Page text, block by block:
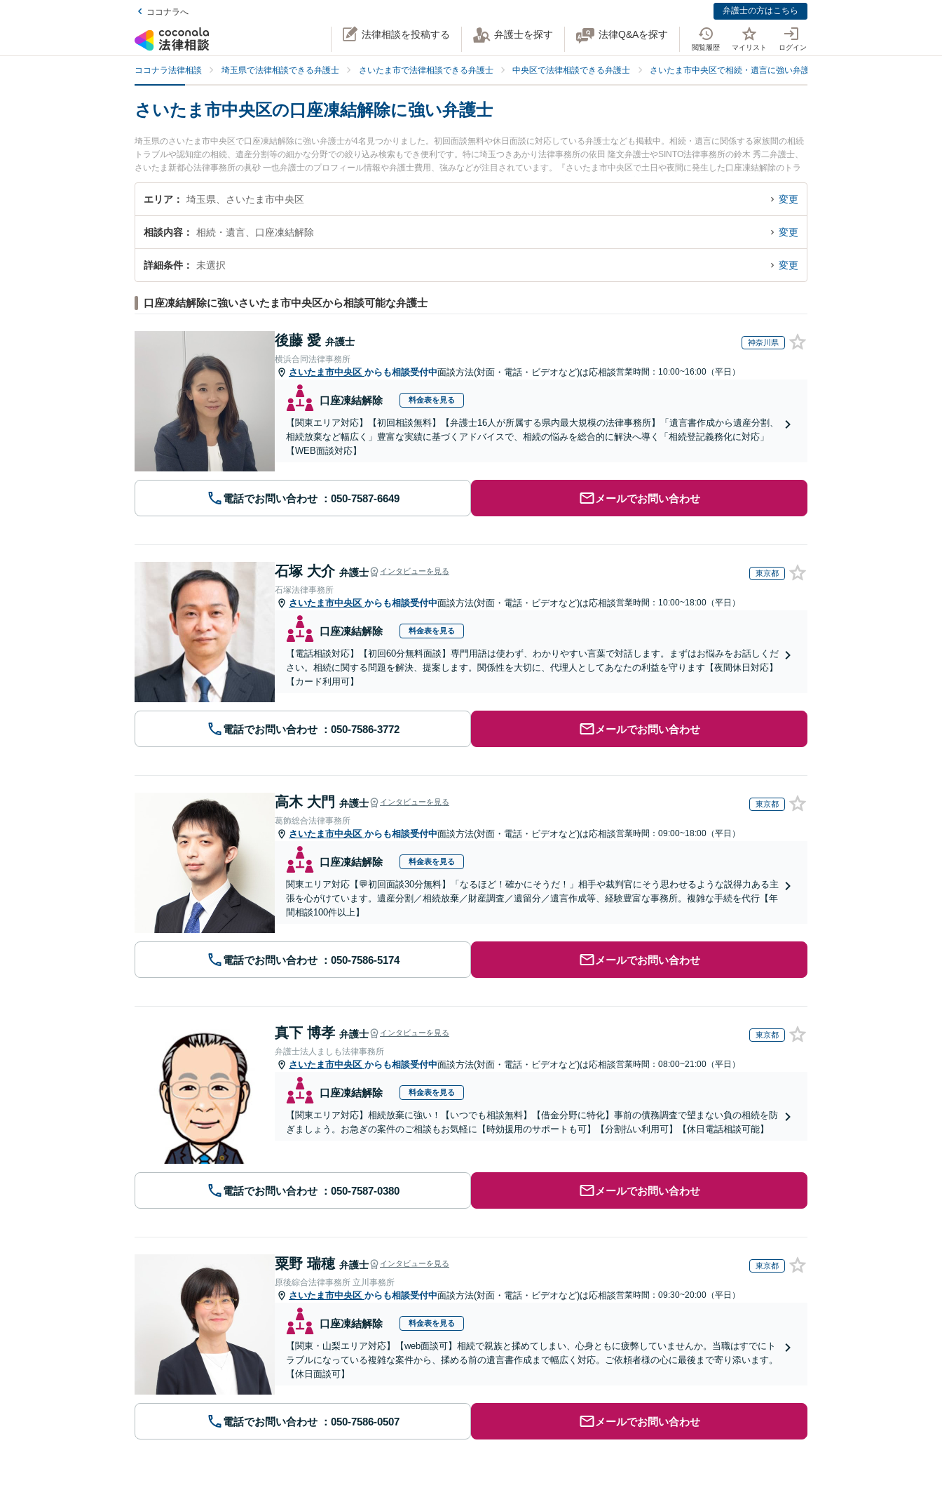
ココナラへ 弁護士の方はこちら
法律相談を投稿する 弁護士を探す 法律Q&Aを探す
閲覧履歴 マイリスト ログイン
ココナラ法律相談 埼玉県で法律相談できる弁護士 さいたま市で法律相談できる弁護士 中央区で法律相談できる弁護士 さいたま市中央区で相続・遺言に強い弁護士
さいたま市中央区の口座凍結解除に強い弁護士
埼玉県のさいたま市中央区で口座凍結解除に強い弁護士が4名見つかりました。初回面談無料や休日面談に対応している弁護士なども掲載中。相続・遺言に関係する家族間の相続
トラブルや認知症の相続、遺産分割等の細かな分野での絞り込み検索もでき便利です。特に埼玉つきあかり法律事務所の依田 隆文弁護士やSINTO法律事務所の鈴木 秀二弁護士、
さいたま新都心法律事務所の眞砂 一也弁護士のプロフィール情報や弁護士費用、強みなどが注目されています。『さいたま市中央区で土日や夜間に発生した口座凍結解除のトラ
ブルを今すぐに弁護士に相談したい』『口座凍結解除のトラブル解決の実績豊富な近くの弁護士を検索したい』『初回相談無料で口座凍結解除を法律相談できるさいたま市中央区
内の弁護士に相談予約したい』などでお困りの相談者さんにおすすめです。
エリア 埼玉県、さいたま市中央区 変更
相談内容 相続・遺言、口座凍結解除 変更
詳細条件 未選択 変更
口座凍結解除に強いさいたま市中央区から相談可能な弁護士
後藤 愛 弁護士 神奈川県
横浜合同法律事務所
さいたま市中央区 からも相談受付中面談方法(対面・電話・ビデオなど)は応相談営業時間：10:00~16:00（平日）
口座凍結解除 料金表を見る
【関東エリア対応】【初回相談無料】【弁護士16人が所属する県内最大規模の法律事務所】「遺言書作成から遺産分割、
相続放棄など幅広く」豊富な実績に基づくアドバイスで、相続の悩みを総合的に解決へ導く「相続登記義務化に対応」
【WEB面談対応】
電話でお問い合わせ メールでお問い合わせ
石塚 大介 弁護士 インタビューを見る 東京都
石塚法律事務所
さいたま市中央区 からも相談受付中面談方法(対面・電話・ビデオなど)は応相談営業時間：10:00~18:00（平日）
口座凍結解除 料金表を見る
【電話相談対応】【初回60分無料面談】専門用語は使わず、わかりやすい言葉で対話します。まずはお悩みをお話しくだ
さい。相続に関する問題を解決、提案します。関係性を大切に、代理人としてあなたの利益を守ります【夜間休日対応】
【カード利用可】
電話でお問い合わせ メールでお問い合わせ
高木 大門 弁護士 インタビューを見る 東京都
葛飾総合法律事務所
さいたま市中央区 からも相談受付中面談方法(対面・電話・ビデオなど)は応相談営業時間：09:00~18:00（平日）
口座凍結解除 料金表を見る
関東エリア対応【💬初回面談30分無料】「なるほど！確かにそうだ！」相手や裁判官にそう思わせるような説得力ある主
張を心がけています。遺産分割／相続放棄／財産調査／遺留分／遺言作成等、経験豊富な事務所。複雑な手続を代行【年
間相談100件以上】
電話でお問い合わせ メールでお問い合わせ
真下 博孝 弁護士 インタビューを見る 東京都
弁護士法人ましも法律事務所
さいたま市中央区 からも相談受付中面談方法(対面・電話・ビデオなど)は応相談営業時間：08:00~21:00（平日）
口座凍結解除 料金表を見る
【関東エリア対応】相続放棄に強い！【いつでも相談無料】【借金分野に特化】事前の債務調査で望まない負の相続を防
ぎましょう。お急ぎの案件のご相談もお気軽に【時効援用のサポートも可】【分割払い利用可】【休日電話相談可能】
電話でお問い合わせ メールでお問い合わせ
粟野 瑞穂 弁護士 インタビューを見る 東京都
原後綜合法律事務所 立川事務所
さいたま市中央区 からも相談受付中面談方法(対面・電話・ビデオなど)は応相談営業時間：09:30~20:00（平日）
口座凍結解除 料金表を見る
【関東・山梨エリア対応】【web面談可】相続で親族と揉めてしまい、心身ともに疲弊していませんか。当職はすでにト
ラブルになっている複雑な案件から、揉める前の遺言書作成まで幅広く対応。ご依頼者様の心に最後まで寄り添います。
【休日面談可】
電話でお問い合わせ メールでお問い合わせ